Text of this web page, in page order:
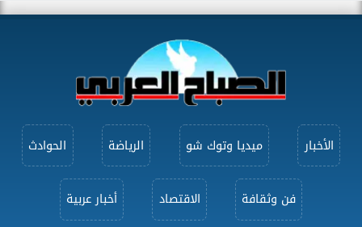
الأخبار ميديا وتوك شو الرياضة الحوادث
فن وثقافة الاقتصاد أخبار عربية